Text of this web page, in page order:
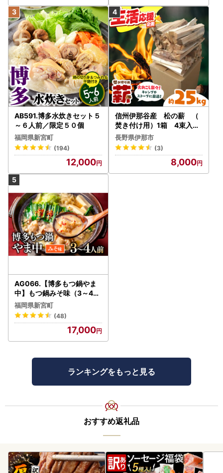
AB591.博多水炊きセット５
～６人前／限定５０個
福岡県新宮町
(194)
12,000
信州伊那谷産 松の薪 （
焚き付け用）1箱 4束入り
２５ｋｇ相当｜薪 25kg
松の薪 長野県 伊那市 キャ
ンプ BBQ アウトドア【008
長野県伊那市
(3)
8,000
AG066.【博多もつ鍋やま
中】もつ鍋みそ味（3～4人
前）
福岡県新宮町
(48)
17,000
ランキングをもっと見る
おすすめ返礼品